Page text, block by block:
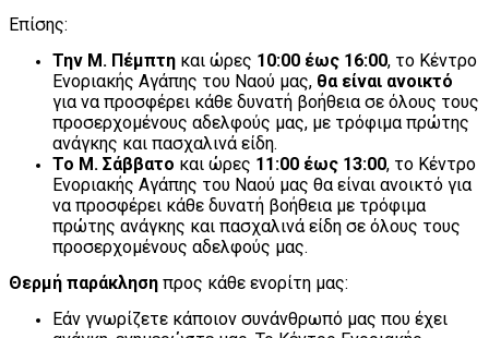
Επίσης:
Την Μ. Πέμπτη και ώρες 10:00 έως 16:00, το Κέντρο
Ενοριακής Αγάπης του Ναού μας, θα είναι ανοικτό
για να προσφέρει κάθε δυνατή βοήθεια σε όλους τους
προσερχομένους αδελφούς μας, με τρόφιμα πρώτης
ανάγκης και πασχαλινά είδη.
Το Μ. Σάββατο και ώρες 11:00 έως 13:00, το Κέντρο
Ενοριακής Αγάπης του Ναού μας θα είναι ανοικτό για
να προσφέρει κάθε δυνατή βοήθεια με τρόφιμα
πρώτης ανάγκης και πασχαλινά είδη σε όλους τους
προσερχομένους αδελφούς μας.
Θερμή παράκληση προς κάθε ενορίτη μας:
Εάν γνωρίζετε κάποιον συνάνθρωπό μας που έχει